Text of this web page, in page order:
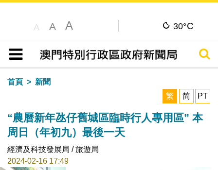
A A A 30°C
目錄
搜尋
首頁
新聞
繁
简 PT
“農曆新年氹仔舊城區臨時行人專用區” 本
周日（年初九）最後一天
經濟及科技發展局 / 旅遊局
2024-02-16 17:49